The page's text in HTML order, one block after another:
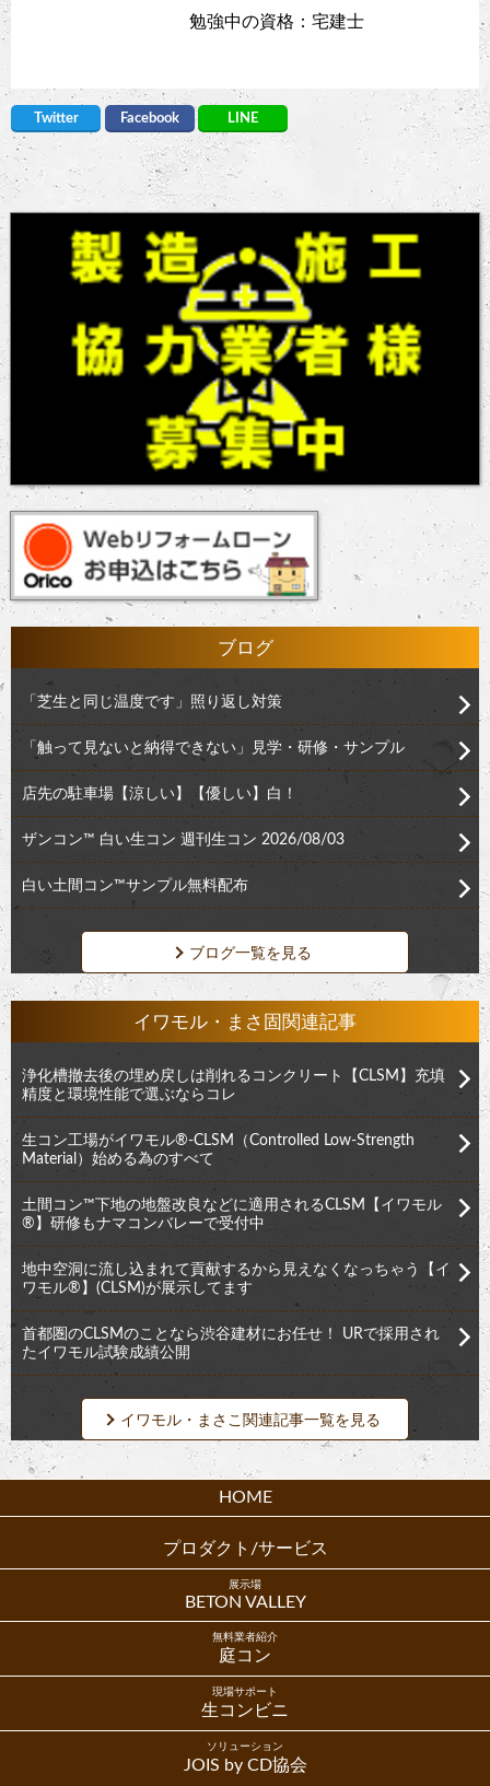
勉強中の資格：宅建士
Twitter Facebook LINE
ブログ
「芝生と同じ温度です」照り返し対策
「触って見ないと納得できない」見学・研修・サンプル
店先の駐車場【涼しい】【優しい】白！
ザンコン™︎ 白い生コン 週刊生コン 2026/08/03
白い土間コン™︎サンプル無料配布
ブログ一覧を見る
イワモル・まさ固関連記事
浄化槽撤去後の埋め戻しは削れるコンクリート【CLSM】充填
精度と環境性能で選ぶならコレ
生コン工場がイワモル®︎-CLSM（Controlled Low-Strength
Material）始める為のすべて
土間コン™︎下地の地盤改良などに適用されるCLSM【イワモル
®︎】研修もナマコンバレーで受付中
地中空洞に流し込まれて貢献するから見えなくなっちゃう【イ
ワモル®︎】(CLSM)が展示してます
首都圏のCLSMのことなら渋谷建材にお任せ！ URで採用され
たイワモル試験成績公開
イワモル・まさこ関連記事一覧を見る
HOME
プロダクト/サービス
展示場
BETON VALLEY
無料業者紹介
庭コン
現場サポート
生コンビニ
ソリューション
JOIS by CD協会